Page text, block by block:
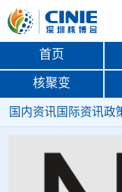
首页
核聚变
国内资讯 国际资讯政